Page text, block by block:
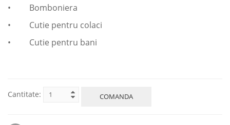
• Bomboniera
• Cutie pentru colaci
• Cutie pentru bani
Cantitate: COMANDA